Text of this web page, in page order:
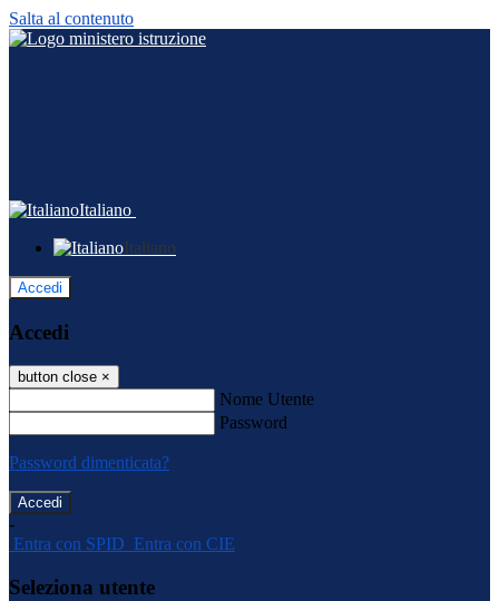
Salta al contenuto
Italiano
Italiano
Accedi
Accedi
button close ×
Nome Utente
Password
Password dimenticata?
-
Entra con SPID Entra con CIE
Seleziona utente